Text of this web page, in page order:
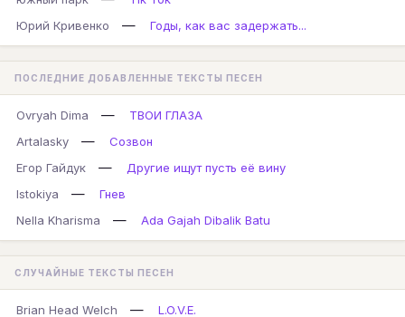
Юрий Кривенко
— Годы, как вас задержать...
ПОСЛЕДНИЕ ДОБАВЛЕННЫЕ ТЕКСТЫ ПЕСЕН
Ovryah Dima —
ТВОИ ГЛАЗА
Artalasky
—
Созвон
Егор Гайдук
—
Другие ищут пусть её вину
Istokiya
—
Гнев
Nella Kharisma
— Ada Gajah Dibalik Batu
СЛУЧАЙНЫЕ ТЕКСТЫ ПЕСЕН
Brian Head Welch — L.O.V.E.